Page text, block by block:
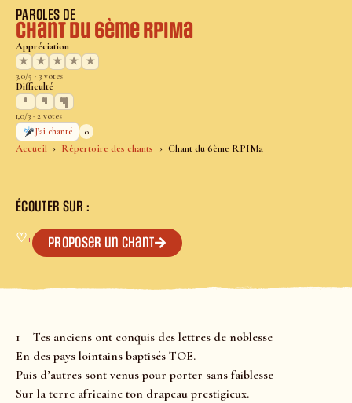
Accueil Répertoire des chants Chant du 6ème RPIMa
PAROLES DE
Chant du 6ème RPIMa
Appréciation
★
★ ★ ★ ★
3,0/5 · 3 votes
Difficulté
1,0/3 · 2 votes
J’ai chanté
0
ÉCOUTER SUR :
♡+ Proposer un chant
1 – Tes anciens ont conquis des lettres de noblesse
En des pays lointains baptisés TOE.
Puis d’autres sont venus pour porter sans faiblesse
Sur la terre africaine ton drapeau prestigieux.